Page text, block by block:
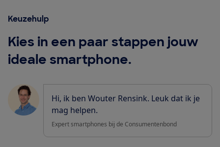
Keuzehulp
Kies in een paar stappen jouw
ideale smartphone.
Hi, ik ben Wouter Rensink. Leuk dat ik je
mag helpen.
Expert smartphones bij de Consumentenbond